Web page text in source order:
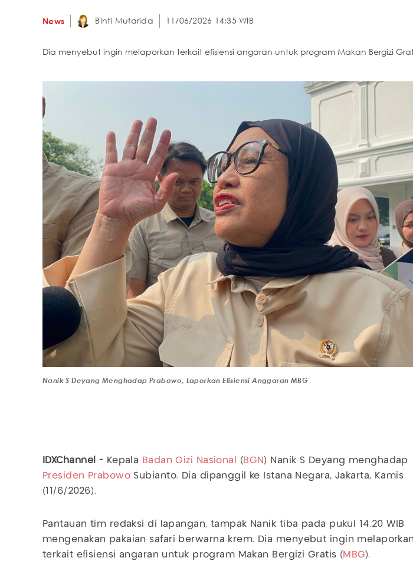
News Binti Mufarida 11/06/2026 14:35 WIB
Dia menyebut ingin melaporkan terkait efisiensi angaran untuk program Makan Bergizi
Nanik S Deyang Menghadap Prabowo, Laporkan Efisiensi Anggaran MBG
IDXChannel - Kepala Badan Gizi Nasional ( BGN ) Nanik S Deyang menghadap
Presiden Prabowo Subianto. Dia dipanggil ke Istana Negara, Jakarta, Kamis
(11/6/2026).
Pantauan tim redaksi di lapangan, tampak Nanik tiba pada pukul 14.20 WIB
mengenakan pakaian safari berwarna krem. Dia menyebut ingin melaporkan
terkait efisiensi angaran untuk program Makan Bergizi Gratis ( MBG).